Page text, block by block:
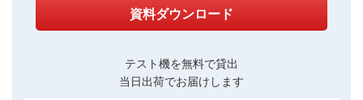
資料ダウンロード
テスト機を無料で貸出
当日出荷でお届けします